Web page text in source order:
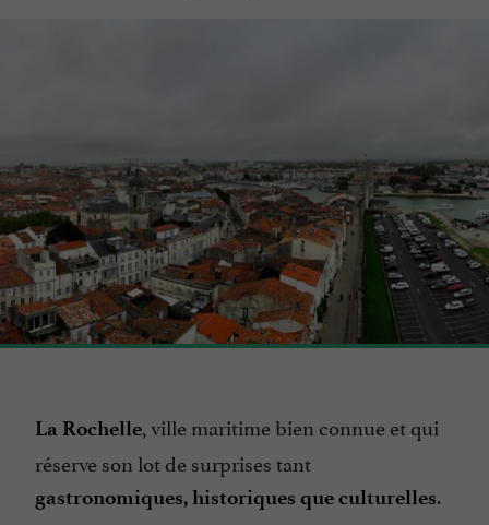
La Rochelle, ville maritime bien connue et qui
réserve son lot de surprises tant
gastronomiques, historiques que culturelles.